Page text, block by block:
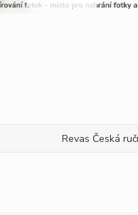
Revas Česká